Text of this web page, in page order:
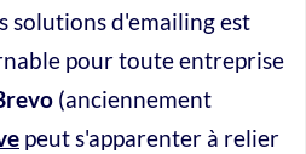
solutions d'emailing est
pour toute entreprise
(anciennement
peut s'apparenter à relier